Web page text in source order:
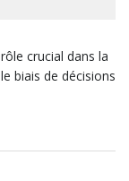
crucial dans la
biais de décisions